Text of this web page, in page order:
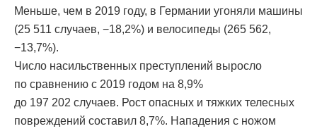
Меньше, чем в 2019 году, в Германии угоняли машины
(25 511 случаев, −18,2%) и велосипеды (265 562,
−13,7%).
Число насильственных преступлений выросло
по сравнению с 2019 годом на 8,9%
до 197 202 случаев. Рост опасных и тяжких телесных
повреждений составил 8,7%. Нападения с ножом